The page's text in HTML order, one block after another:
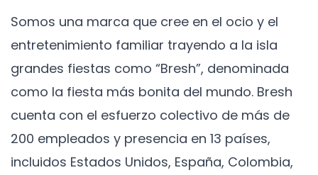
Somos una marca que cree en el ocio y el
entretenimiento familiar trayendo a la isla
grandes fiestas como “Bresh”, denominada
como la fiesta más bonita del mundo. Bresh
cuenta con el esfuerzo colectivo de más de
200 empleados y presencia en 13 países,
incluidos Estados Unidos, España, Colombia,